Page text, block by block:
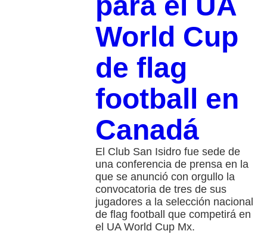
World Cup
de flag
football en
Canadá
El Club San Isidro fue sede de
una conferencia de prensa en la
que se anunció con orgullo la
convocatoria de tres de sus
jugadores a la selección nacional
de flag football que competirá en
el UA World Cup Mx.